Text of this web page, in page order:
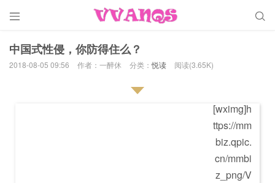
 
中国式性侵，你防得住么？
2018-08-05 09:56 作者：一醉休 分类：悦读 阅读(3.65K)
[wximg]h
ttps://mm
biz.qpic.
cn/mmbi
z_png/V